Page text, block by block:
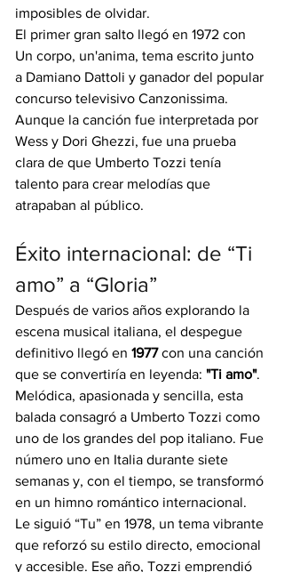
imposibles de olvidar.
El primer gran salto llegó en 1972 con
Un corpo, un'anima, tema escrito junto
a Damiano Dattoli y ganador del popular
concurso televisivo Canzonissima.
Aunque la canción fue interpretada por
Wess y Dori Ghezzi, fue una prueba
clara de que Umberto Tozzi tenía
talento para crear melodías que
atrapaban al público.
Éxito internacional: de “Ti
amo” a “Gloria”
Después de varios años explorando la
escena musical italiana, el despegue
definitivo llegó en 1977 con una canción
que se convertiría en leyenda: "Ti amo".
Melódica, apasionada y sencilla, esta
balada consagró a Umberto Tozzi como
uno de los grandes del pop italiano. Fue
número uno en Italia durante siete
semanas y, con el tiempo, se transformó
en un himno romántico internacional.
Le siguió “Tu” en 1978, un tema vibrante
que reforzó su estilo directo, emocional
y accesible. Ese año, Tozzi emprendió